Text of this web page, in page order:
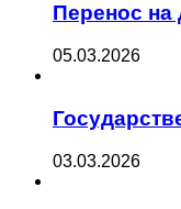
Перенос на
05.03.2026
03.03.2026